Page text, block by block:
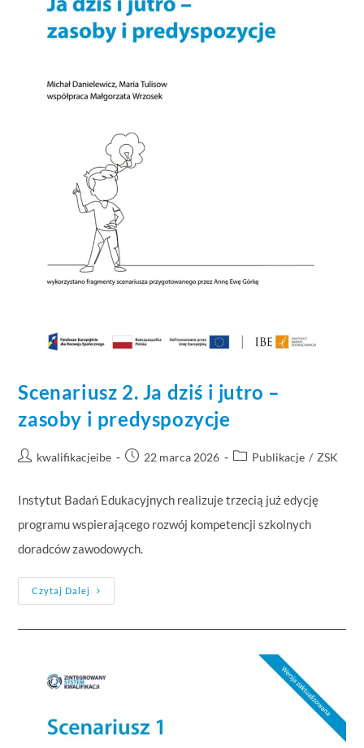
Scenariusz 2. Ja dziś i jutro –
zasoby i predyspozycje
kwalifikacjeibe 22 marca 2026 Publikacje / ZSK
Instytut Badań Edukacyjnych realizuje trzecią już edycję
programu wspierającego rozwój kompetencji szkolnych
doradców zawodowych.
Czytaj Dalej